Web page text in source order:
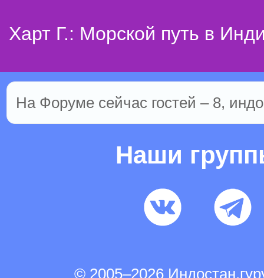
Харт Г.: Морской путь в
На Форуме сейчас гостей – 8,
Наши
© 2005–2026